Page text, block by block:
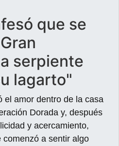
que se
serpiente
lagarto"
el amor dentro de la casa
Dorada y, después
y acercamiento,
a sentir algo